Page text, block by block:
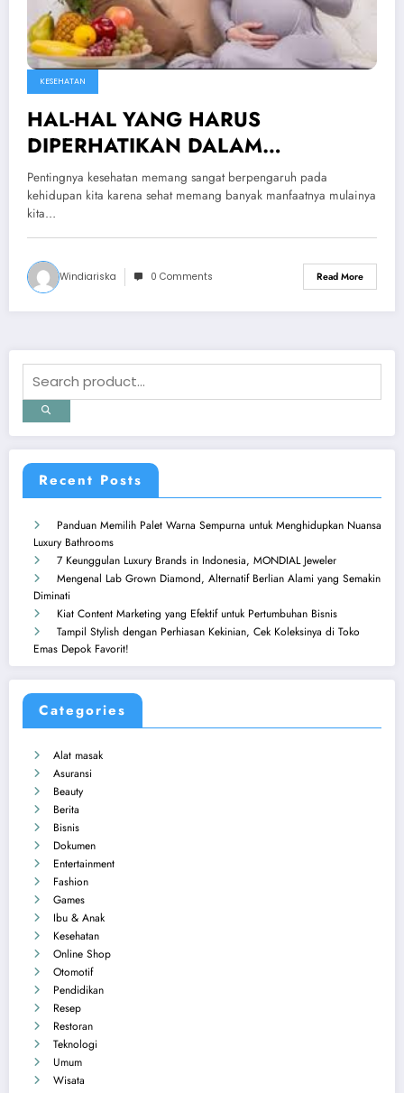
KESEHATAN
HAL-HAL YANG HARUS
DIPERHATIKAN DALAM
KESEHATAN IBU HAMIL
Pentingnya kesehatan memang sangat berpengaruh pada
kehidupan kita karena sehat memang banyak manfaatnya mulainya
kita…
Windiariska 0 Comments Read More
Recent Posts
Panduan Memilih Palet Warna Sempurna untuk Menghidupkan Nuansa
Luxury Bathrooms
7 Keunggulan Luxury Brands in Indonesia, MONDIAL Jeweler
Mengenal Lab Grown Diamond, Alternatif Berlian Alami yang Semakin
Diminati
Kiat Content Marketing yang Efektif untuk Pertumbuhan Bisnis
Tampil Stylish dengan Perhiasan Kekinian, Cek Koleksinya di Toko
Emas Depok Favorit!
Categories
Alat masak
Asuransi
Beauty
Berita
Bisnis
Dokumen
Entertainment
Fashion
Games
Ibu & Anak
Kesehatan
Online Shop
Otomotif
Pendidikan
Resep
Restoran
Teknologi
Umum
Wisata